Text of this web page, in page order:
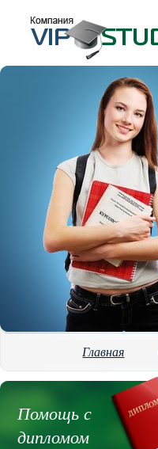
Главная
Помощь с
дипломом